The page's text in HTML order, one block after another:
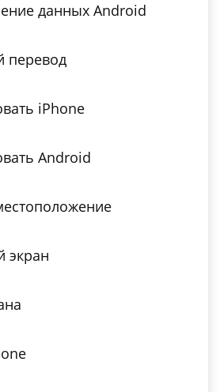
данных Android
перевод
iPhone
Android
экран